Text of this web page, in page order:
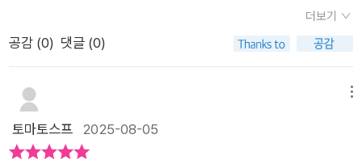
보다 냉철한 뭇별들'도 같은 처지이고,열심히 살기는 했지만'가는
곳만 가고 아는 것만 알 뿐' 이라고 시인은 말해요.궤도를 벗어나
엄청난 에너지를 획득한 순간, 하늘에 획을 긋는 빛을 뿜어내죠.
자신이 좋아하는 일에 집중했을 때, 주변 환경에 아랑곳하지 않
고,자신이 추구하는 일을 위해 선택을 하고,결단을 해야 할 때 그
때가 바로 <똥>에서 <별똥>이 되는 순간이에요.책에서 소개된
더보기
공감 (0) 댓글 (0)
토마토스프 2025-08-05